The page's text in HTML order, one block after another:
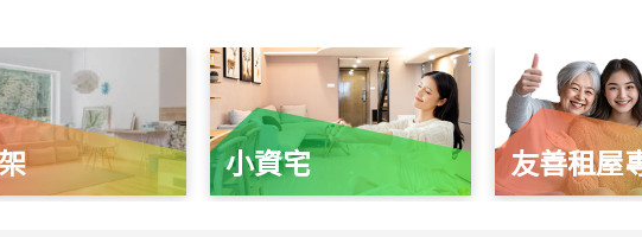
小資宅 友善租屋